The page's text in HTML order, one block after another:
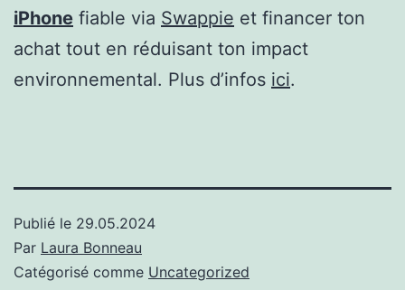
iPhone fiable via Swappie et financer ton
achat tout en réduisant ton impact
environnemental. Plus d’infos ici.
Publié le 29.05.2024
Par Laura Bonneau
Catégorisé comme Uncategorized